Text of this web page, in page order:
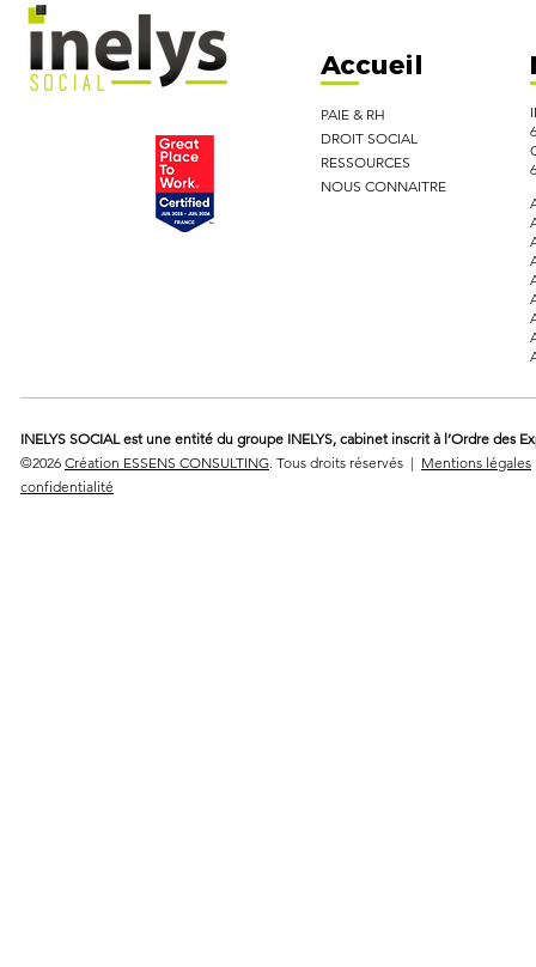
Accueil
PAIE & RH
DROIT SOCIAL
RESSOURCES
NOUS CONNAITRE
INELYS SOCIAL est une entité du groupe INELYS, cabinet inscrit à l’Ordre des
©2026 Création ESSENS CONSULTING . Tous droits réservés | Mentions légales
confidentialité